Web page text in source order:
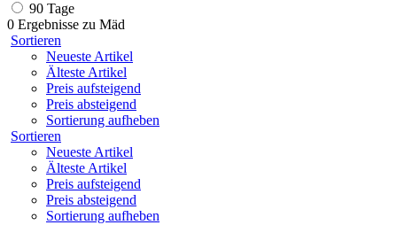
90 Tage
0 Ergebnisse zu Mäd
Sortieren
Neueste Artikel
Älteste Artikel
Preis aufsteigend
Preis absteigend
Sortierung aufheben
Sortieren
Neueste Artikel
Älteste Artikel
Preis aufsteigend
Preis absteigend
Sortierung aufheben